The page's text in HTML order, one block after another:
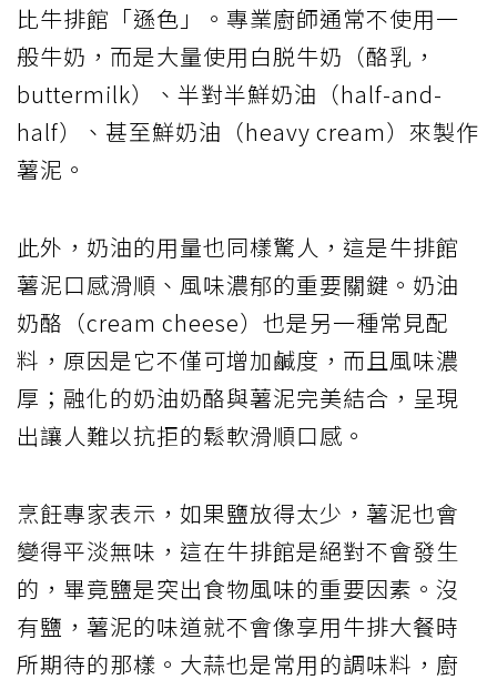
比牛排館「遜色」。專業廚師通常不使用一
般牛奶，而是大量使用白脱牛奶（酪乳，
buttermilk）、半對半鮮奶油（half-and-
half）、甚至鮮奶油（heavy cream）來製作
薯泥。
此外，奶油的用量也同樣驚人，這是牛排館
薯泥口感滑順、風味濃郁的重要關鍵。奶油
奶酪（cream cheese）也是另一種常見配
料，原因是它不僅可增加鹹度，而且風味濃
厚；融化的奶油奶酪與薯泥完美結合，呈現
出讓人難以抗拒的鬆軟滑順口感。
烹飪專家表示，如果鹽放得太少，薯泥也會
變得平淡無味，這在牛排館是絕對不會發生
的，畢竟鹽是突出食物風味的重要因素。沒
有鹽，薯泥的味道就不會像享用牛排大餐時
所期待的那樣。大蒜也是常用的調味料，廚